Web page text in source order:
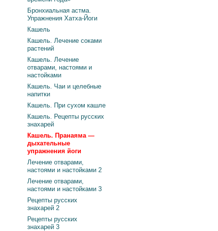
Бронхиальная астма.
Упражнения Хатха-Йоги
Кашель
Кашель. Лечение соками
растений
Кашель. Лечение
отварами, настоями и
настойками
Кашель. Чаи и целебные
напитки
Кашель. При сухом кашле
Кашель. Рецепты русских
знахарей
Кашель. Пранаяма —
дыхательные
упражнения йоги
Лечение отварами,
настоями и настойками 2
Лечение отварами,
настоями и настойками 3
Рецепты русских
знахарей 2
Рецепты русских
знахарей 3